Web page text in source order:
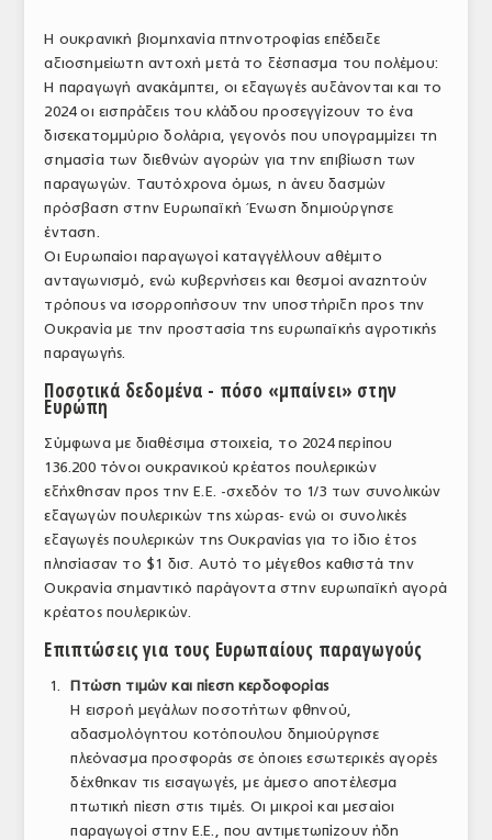
ΥΠΗΡΕΣΙΕΣ
ΕΜΠΟΡΙΚΟΙ ΑΝΤΙΠΡΟΣΩΠΟΙ
ΝΟΜΟΘΕΣΙΑ
ΕΛΛΗΝΙΚΗ ΝΟΜΟΘΕΣΙΑ
ΕΥΡΩΠΑΪΚΗ ΝΟΜΟΘΕΣΙΑ
ΤΟ ΠΕΡΙΟΔΙΚΟ
Profile
ΣΥΝΕΔΡΙΟ ΚΡΕΑΤΟΣ
Η ουκρανική βιομηχανία πτηνοτροφίας επέδειξε
αξιοσημείωτη αντοχή μετά το ξέσπασμα του πολέμου:
Η παραγωγή ανακάμπτει, οι εξαγωγές αυξάνονται και το
2024 οι εισπράξεις του κλάδου προσεγγίζουν το ένα
δισεκατομμύριο δολάρια, γεγονός που υπογραμμίζει τη
σημασία των διεθνών αγορών για την επιβίωση των
παραγωγών. Ταυτόχρονα όμως, η άνευ δασμών
πρόσβαση στην Ευρωπαϊκή Ένωση δημιούργησε
ένταση.
Οι Ευρωπαίοι παραγωγοί καταγγέλλουν αθέμιτο
ανταγωνισμό, ενώ κυβερνήσεις και θεσμοί αναζητούν
τρόπους να ισορροπήσουν την υποστήριξη προς την
Ουκρανία με την προστασία της ευρωπαϊκής αγροτικής
παραγωγής.
Ποσοτικά δεδομένα - πόσο «μπαίνει» στην
Ευρώπη
Σύμφωνα με διαθέσιμα στοιχεία, το 2024 περίπου
136.200 τόνοι ουκρανικού κρέατος πουλερικών
εξήχθησαν προς την Ε.Ε. -σχεδόν το 1/3 των συνολικών
εξαγωγών πουλερικών της χώρας- ενώ οι συνολικές
εξαγωγές πουλερικών της Ουκρανίας για το ίδιο έτος
πλησίασαν το $1 δισ. Αυτό το μέγεθος καθιστά την
Ουκρανία σημαντικό παράγοντα στην ευρωπαϊκή αγορά
κρέατος πουλερικών.
Επιπτώσεις για τους Ευρωπαίους παραγωγούς
Πτώση τιμών και πίεση κερδοφορίας
Η εισροή μεγάλων ποσοτήτων φθηνού,
αδασμολόγητου κοτόπουλου δημιούργησε
πλεόνασμα προσφοράς σε όποιες εσωτερικές αγορές
δέχθηκαν τις εισαγωγές, με άμεσο αποτέλεσμα
πτωτική πίεση στις τιμές. Οι μικροί και μεσαίοι
παραγωγοί στην Ε.Ε., που αντιμετωπίζουν ήδη